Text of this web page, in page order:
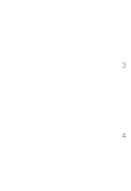
3
4